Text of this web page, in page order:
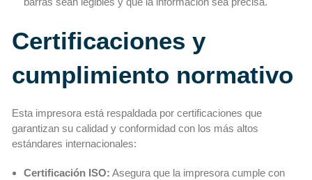
Certificaciones y
cumplimiento normativo
Esta impresora está respaldada por certificaciones que
garantizan su calidad y conformidad con los más altos
estándares internacionales:
Certificación ISO: Asegura que la impresora cumple con